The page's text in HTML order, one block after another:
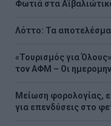
Φωτιά στα
Λόττο: Τα
«Τουρισμός για
τον ΑΦΜ – Οι
Μείωση φορολογίας,
για επενδύσεις στο